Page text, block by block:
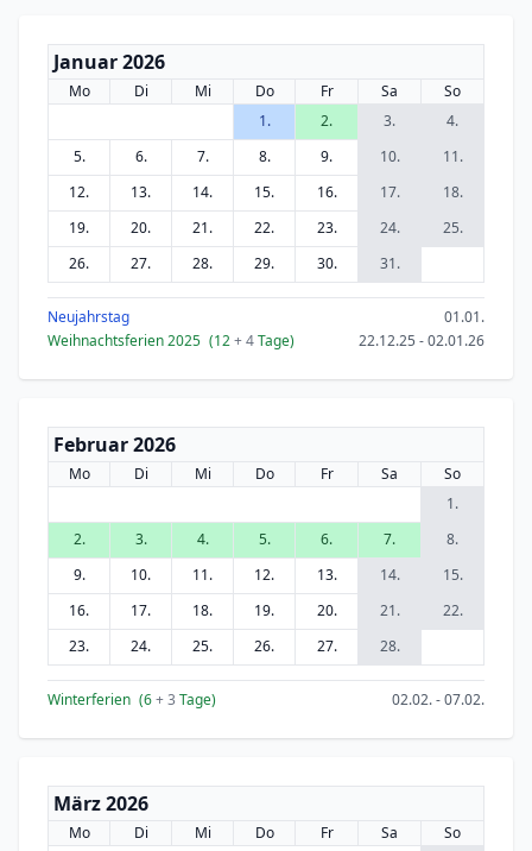
Januar 2026
Mo Di Mi Do Fr Sa
So
1.
2. 3.
4.
5.
6. 7. 8. 9. 10.
11.
12.
13. 14. 15. 16. 17.
18.
19.
20. 21. 22. 23. 24.
25.
26.
27. 28. 29. 30. 31.
Neujahrstag
01.01.
Weihnachtsferien 2025 (12+ 4Tage) 22.12.25 - 02.01.26
Februar 2026
Mo Di Mi Do Fr Sa
So
1.
2.
3. 4. 5. 6. 7.
8.
9.
10. 11. 12. 13. 14.
15.
16.
17. 18. 19. 20. 21.
22.
23.
24. 25. 26. 27. 28.
Winterferien (6+ 3 Tage) 02.02. - 07.02.
März 2026
Mo Di Mi Do Fr Sa
So